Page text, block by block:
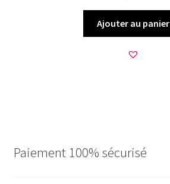
Ajouter au panier
Paiement 100% sécurisé